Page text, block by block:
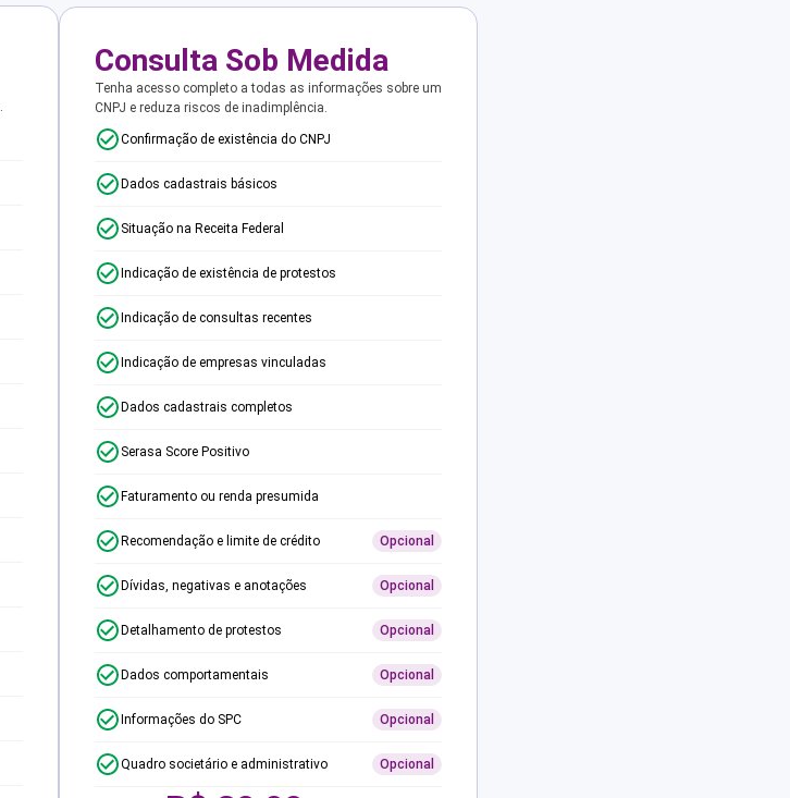
Consulta Sob Medida
Tenha acesso completo a todas as informações sobre um
CNPJ e reduza riscos de inadimplência.
Confirmação de existência do CNPJ
Dados cadastrais básicos
Situação na Receita Federal
Indicação de existência de protestos
Indicação de consultas recentes
Indicação de empresas vinculadas
Dados cadastrais completos
Serasa Score Positivo
Faturamento ou renda presumida
Recomendação e limite de crédito Opcional
Dívidas, negativas e anotações Opcional
Detalhamento de protestos Opcional
Dados comportamentais Opcional
Informações do SPC Opcional
Quadro societário e administrativo Opcional